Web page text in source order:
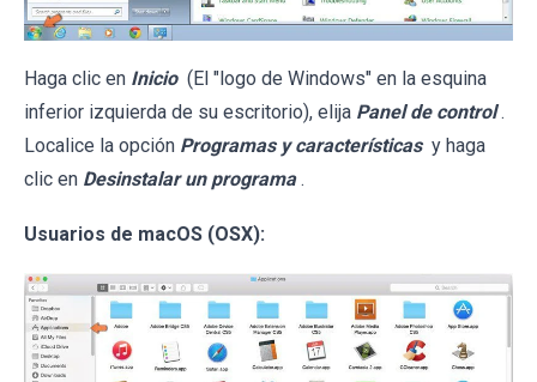
Haga clic en Inicio (El "logo de Windows" en la esquina
inferior izquierda de su escritorio), elija Panel de control .
Localice la opción Programas y características y haga
clic en Desinstalar un programa .
Usuarios de macOS (OSX):